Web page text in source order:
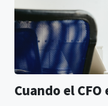
Cuando el